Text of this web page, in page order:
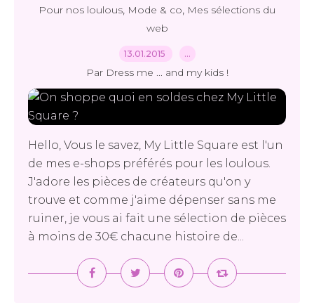
Pour nos loulous, Mode & co, Mes sélections du
web
13.01.2015 …
Par Dress me ... and my kids !
Hello, Vous le savez, My Little Square est l'un
de mes e-shops préférés pour les loulous.
J'adore les pièces de créateurs qu'on y
trouve et comme j'aime dépenser sans me
ruiner, je vous ai fait une sélection de pièces
à moins de 30€ chacune histoire de...